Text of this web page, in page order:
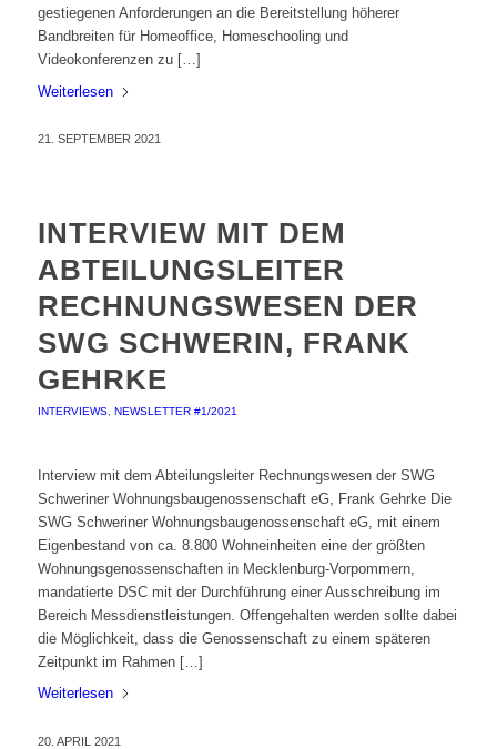
gestiegenen Anforderungen an die Bereitstellung höherer
Bandbreiten für Homeoffice, Homeschooling und
Videokonferenzen zu […]
Weiterlesen
21. SEPTEMBER 2021
INTERVIEW MIT DEM
ABTEILUNGSLEITER
RECHNUNGSWESEN DER
SWG SCHWERIN, FRANK
GEHRKE
INTERVIEWS, NEWSLETTER #1/2021
Interview mit dem Abteilungsleiter Rechnungswesen der SWG
Schweriner Wohnungsbaugenossenschaft eG, Frank Gehrke Die
SWG Schweriner Wohnungsbaugenossenschaft eG, mit einem
Eigenbestand von ca. 8.800 Wohneinheiten eine der größten
Wohnungsgenossenschaften in Mecklenburg-Vorpommern,
mandatierte DSC mit der Durchführung einer Ausschreibung im
Bereich Messdienstleistungen. Offengehalten werden sollte dabei
die Möglichkeit, dass die Genossenschaft zu einem späteren
Zeitpunkt im Rahmen […]
Weiterlesen
20. APRIL 2021